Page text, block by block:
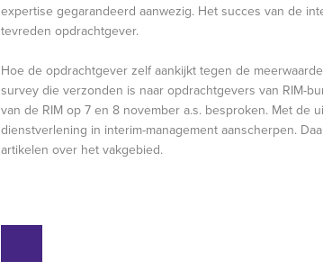
expertise gegarandeerd aanwezig. Het succes van de
tevreden opdrachtgever.
Hoe de opdrachtgever zelf aankijkt tegen de
survey die verzonden is naar opdrachtgevers van RIM-
van de RIM op 7 en 8 november a.s. besproken. Met de
dienstverlening in interim-management aanscherpen.
artikelen over het vakgebied.